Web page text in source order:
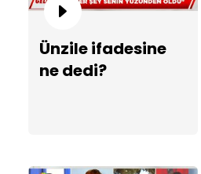
Ünzile ifadesine
ne dedi?